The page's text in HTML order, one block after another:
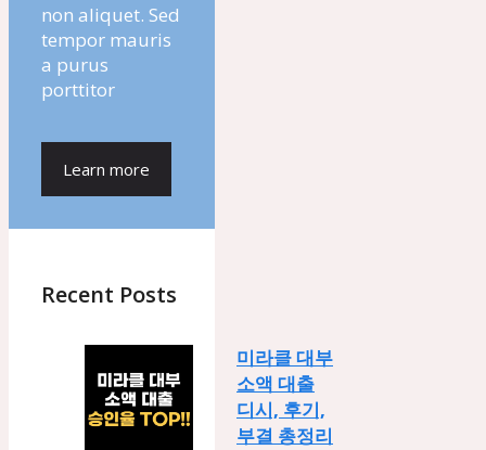
non aliquet. Sed
tempor mauris
a purus
porttitor
Learn more
Recent Posts
미라클 대부
소액 대출
디시, 후기,
부결 총정리